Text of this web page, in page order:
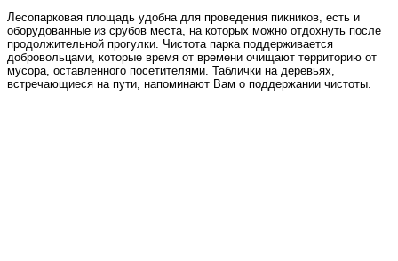
Лесопарковая площадь удобна для проведения пикников, есть и
оборудованные из срубов места, на которых можно отдохнуть после
продолжительной прогулки. Чистота парка поддерживается
добровольцами, которые время от времени очищают территорию от
мусора, оставленного посетителями. Таблички на деревьях,
встречающиеся на пути, напоминают Вам о поддержании чистоты.